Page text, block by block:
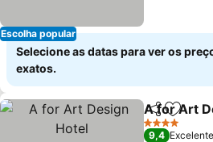
Escolha popular
Selecione as datas para ver os
exatos.
Partilhar
A for Art
4 Estrelas
9,4 Excelente